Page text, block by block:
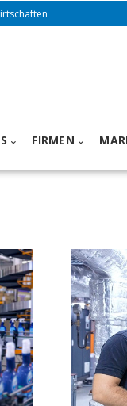
FIRMEN